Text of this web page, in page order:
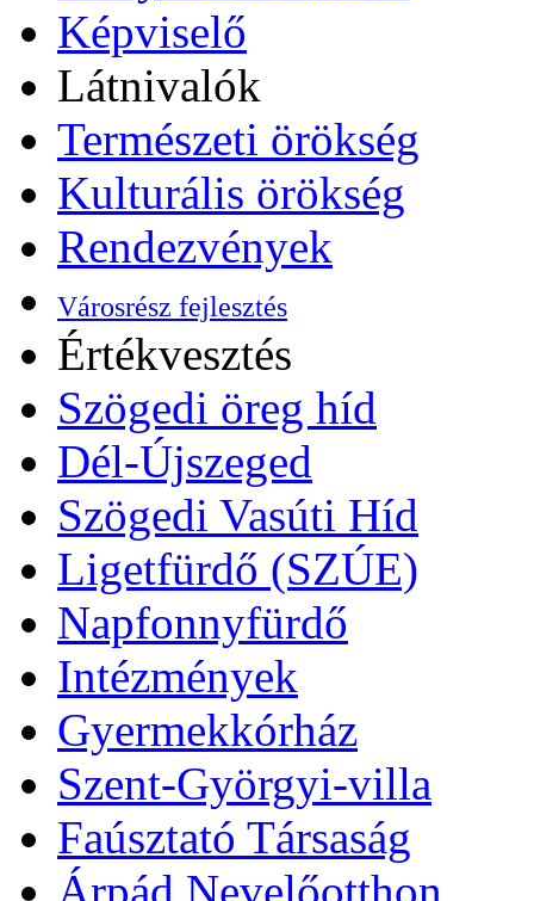
Képviselő
Látnivalók
Természeti örökség
Kulturális örökség
Rendezvények
Városrész fejlesztés
Értékvesztés
Szögedi öreg híd
Dél-Újszeged
Szögedi Vasúti Híd
Ligetfürdő (SZÚE)
Napfonnyfürdő
Intézmények
Gyermekkórház
Szent-Györgyi-villa
Faúsztató Társaság